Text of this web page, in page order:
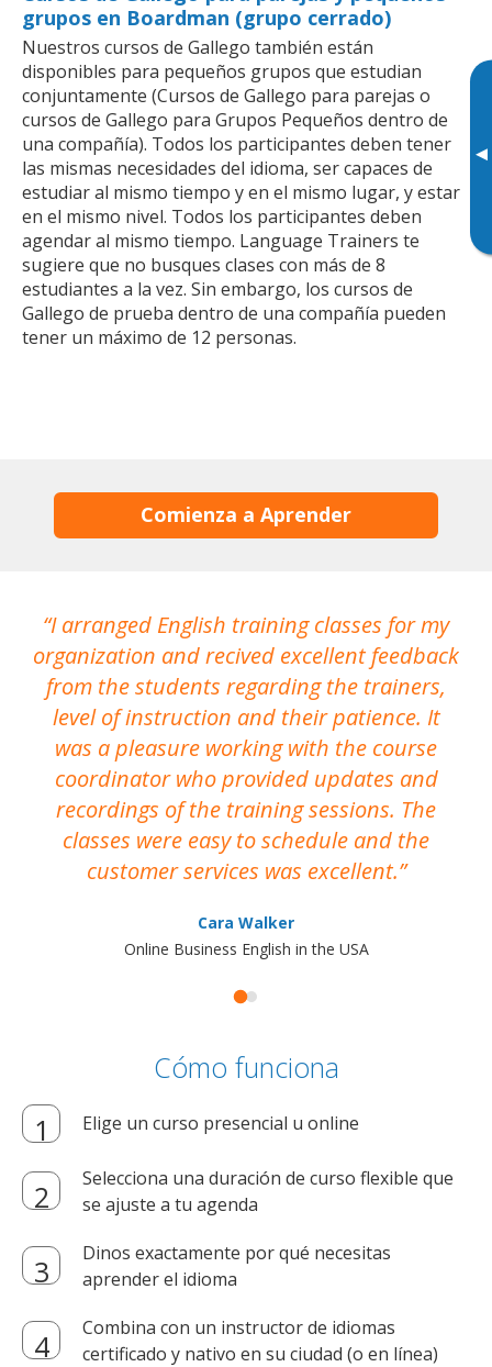
▸
grupos en Boardman (grupo cerrado)
Nuestros cursos de Gallego también están
disponibles para pequeños grupos que estudian
conjuntamente (Cursos de Gallego para parejas o
cursos de Gallego para Grupos Pequeños dentro de
una compañía). Todos los participantes deben tener
las mismas necesidades del idioma, ser capaces de
estudiar al mismo tiempo y en el mismo lugar, y estar
en el mismo nivel. Todos los participantes deben
agendar al mismo tiempo. Language Trainers te
sugiere que no busques clases con más de 8
estudiantes a la vez. Sin embargo, los cursos de
Gallego de prueba dentro de una compañía pueden
tener un máximo de 12 personas.
Comienza a Aprender
I arranged English training classes for my
organization and recived excellent feedback
from the students regarding the trainers,
level of instruction and their patience. It
was a pleasure working with the course
coordinator who provided updates and
recordings of the training sessions. The
classes were easy to schedule and the
customer services was excellent.
Cara Walker
Online Business English in the USA
Cómo funciona
Elige un curso presencial u online
Selecciona una duración de curso flexible que
se ajuste a tu agenda
Dinos exactamente por qué necesitas
aprender el idioma
Combina con un instructor de idiomas
certificado y nativo en su ciudad (o en línea)